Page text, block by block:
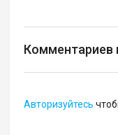
Комментариев
Авторизуйтесь